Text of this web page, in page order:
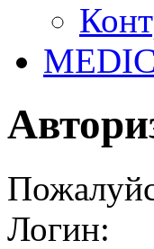
Логин: